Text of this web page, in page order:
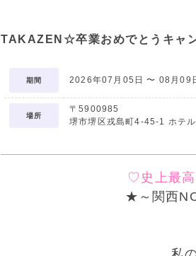
TAKAZEN☆卒業おめでとうキャ
期間 2026年07月05日 〜 08月09
場所
〒5900985
堺市堺区戎島町4-45-1 ホテ
♡史上最
★～関西